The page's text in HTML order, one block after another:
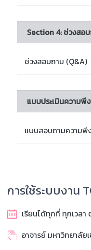
Section 4: ช่วงสอ
ช่วงสอบถาม (Q&A)
แบบประเมินความพึ
แบบสอบถามความพึ
การใช้ระบบงาน
เรียนได้ทุกที่ ทุกเวล
อาจารย์ มหาวิทยาลัย